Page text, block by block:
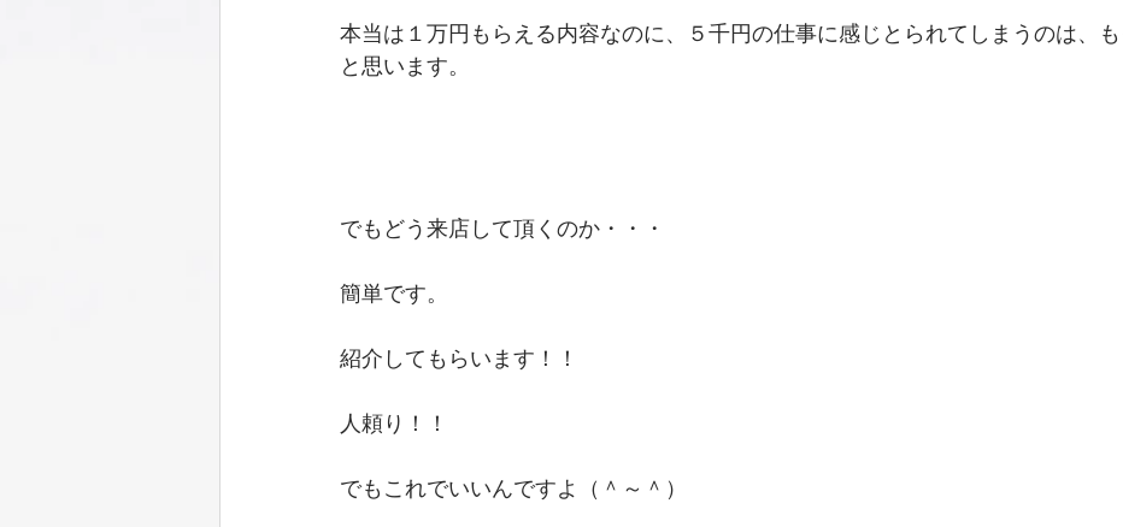
本当は１万円もらえる内容なのに、５千円の仕事に感じとられてしまうのは、
と思います。
でもどう来店して頂くのか・・・
簡単です。
紹介してもらいます！！
人頼り！！
でもこれでいいんですよ（＾～＾）